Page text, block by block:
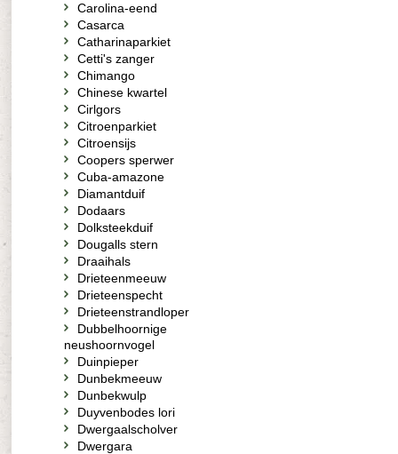
Carolina-eend
Casarca
Catharinaparkiet
Cetti's zanger
Chimango
Chinese kwartel
Cirlgors
Citroenparkiet
Citroensijs
Coopers sperwer
Cuba-amazone
Diamantduif
Dodaars
Dolksteekduif
Dougalls stern
Draaihals
Drieteenmeeuw
Drieteenspecht
Drieteenstrandloper
Dubbelhoornige
neushoornvogel
Duinpieper
Dunbekmeeuw
Dunbekwulp
Duyvenbodes lori
Dwergaalscholver
Dwergara